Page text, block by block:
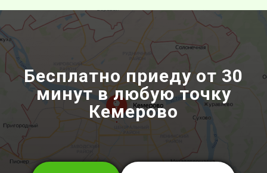
Бесплатно приеду от 30
минут в любую точку
Кемерово